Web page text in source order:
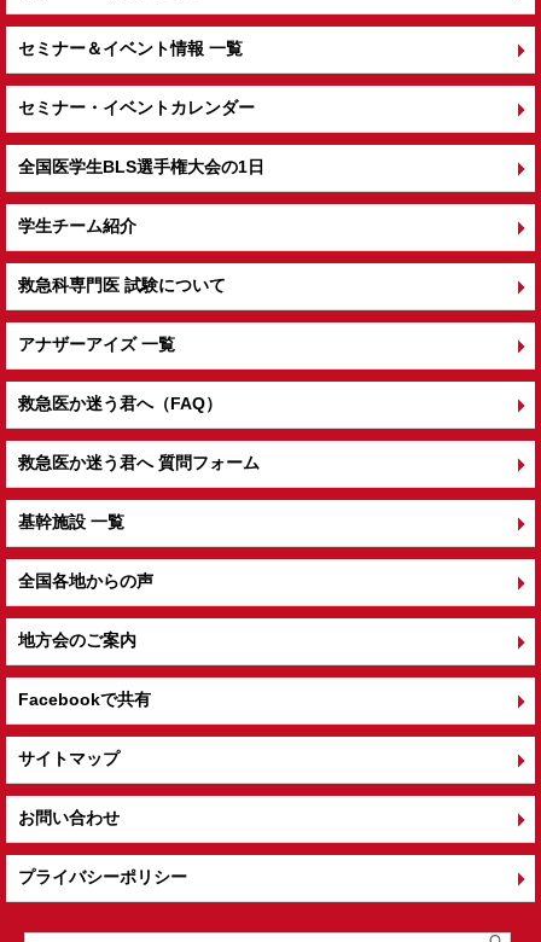
セミナー＆イベント情報 一覧
セミナー・イベントカレンダー
全国医学生BLS選手権大会の1日
学生チーム紹介
救急科専門医 試験について
アナザーアイズ 一覧
救急医か迷う君へ（FAQ）
救急医か迷う君へ 質問フォーム
基幹施設 一覧
全国各地からの声
地方会のご案内
Facebookで共有
サイトマップ
お問い合わせ
プライバシーポリシー